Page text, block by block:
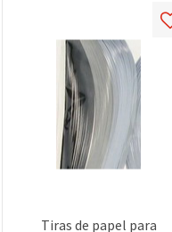
Tiras de papel para